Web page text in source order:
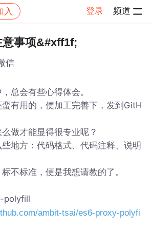
入 登录 频道
帖子详情
事项&#xff1f;
信
总会有些心得体会。
有用的，便加工完善下，发到GitH
做才能显得很专业呢？
地方：代码格式、代码注释、说明
不标准，便是我想请教的了。
polyfill
ambit-tsai/es6-proxy-polyfi